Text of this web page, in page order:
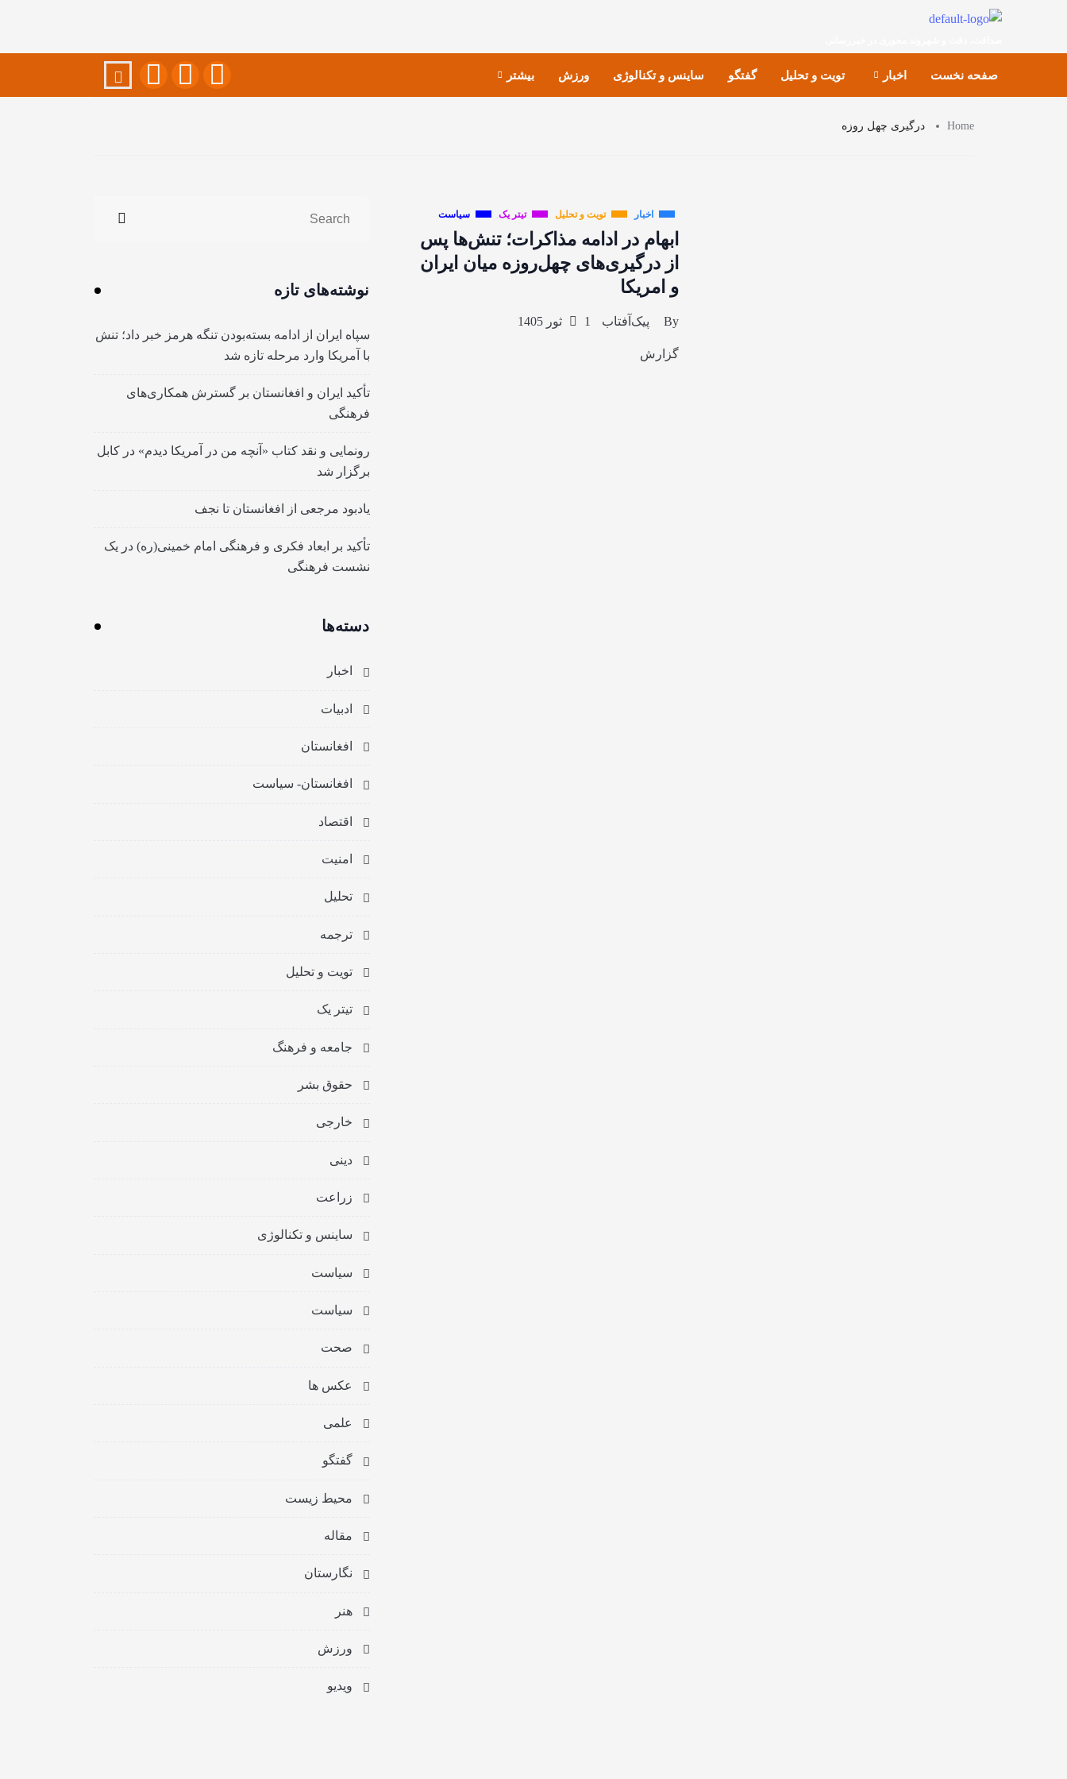
صفحه نخست اخبار تویت و تحلیل گفتگو ساینس و تکنالوژی ورزش بیشتر
Home درگیری چهل روزه
اخبار تویت و تحلیل تیتر یک سیاست
ابهام در ادامه مذاکرات؛ تنش‌ها پس
از درگیری‌های چهل‌روزه میان ایران
و امریکا
By پیک‌آفتاب 1 ثور 1405
گزارش
نوشته‌های تازه
سپاه ایران از ادامه بسته‌بودن تنگه هرمز خبر داد؛ تنش
با آمریکا وارد مرحله تازه شد
تأکید ایران و افغانستان بر گسترش همکاری‌های
فرهنگی
رونمایی و نقد کتاب «آنچه من در آمریکا دیدم» در کابل
برگزار شد
یادبود مرجعی از افغانستان تا نجف
تأکید بر ابعاد فکری و فرهنگی امام خمینی(ره) در یک
نشست فرهنگی
دسته‌ها
اخبار
ادبیات
افغانستان
افغانستان- سیاست
اقتصاد
امنیت
تحلیل
ترجمه
تویت و تحلیل
تیتر یک
جامعه و فرهنگ
حقوق بشر
خارجی
دینی
زراعت
ساینس و تکنالوژی
سیاست
سیاست
صحت
عکس ها
علمی
گفتگو
محیط زیست
مقاله
نگارستان
هنر
ورزش
ویدیو